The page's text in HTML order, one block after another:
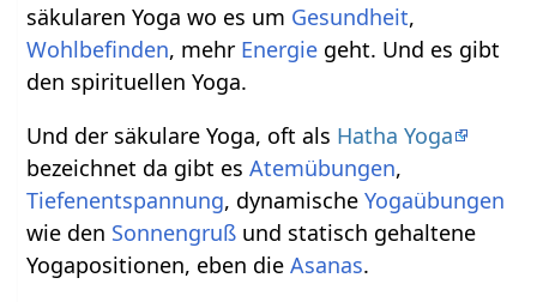
säkularen Yoga wo es um Gesundheit,
Wohlbefinden, mehr Energie geht. Und es gibt
den spirituellen Yoga.
Und der säkulare Yoga, oft als Hatha Yoga
bezeichnet da gibt esAtemübungen,
Tiefenentspannung, dynamischeYogaübungen
wie den Sonnengruß und statisch gehaltene
Yogapositionen, eben dieAsanas.